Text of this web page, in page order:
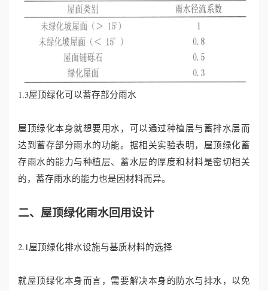
1.3屋顶绿化可以蓄存部分雨水
屋顶绿化本身就想要用水，可以通过种植层与蓄排水层而
达到蓄存部分雨水的功能。据相关实验表明，屋顶绿化蓄
存雨水的能力与种植层、蓄水层的厚度和材料是密切相关
的，蓄存雨水的能力也是因材料而异。
二、屋顶绿化雨水回用设计
2.1屋顶绿化排水设施与基质材料的选择
就屋顶绿化本身而言，需要解决本身的防水与排水，以免